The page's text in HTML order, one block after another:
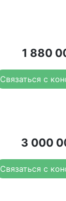
1 880
Связаться с
3 000
Связаться с